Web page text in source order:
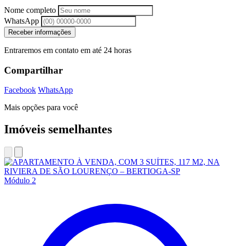
Nome completo
WhatsApp
Receber informações
Entraremos em contato em até 24 horas
Compartilhar
Facebook WhatsApp
Mais opções para você
Imóveis semelhantes
Módulo 2